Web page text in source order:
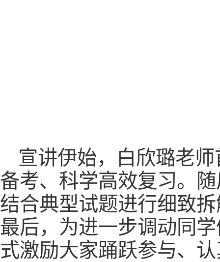
宣讲伊始，白欣璐老
备考、科学高效复习。
结合典型试题进行细致
最后，为进一步调动同
式激励大家踊跃参与、